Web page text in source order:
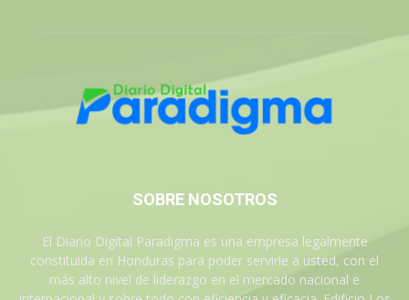
SOBRE NOSOTROS
El Diario Digital Paradigma es una empresa legalmente
constituida en Honduras para poder servirle a usted, con el
más alto nivel de liderazgo en el mercado nacional e